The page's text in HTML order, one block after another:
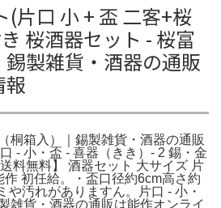
(片口 小 + 盃 二客+桜
桜酒器セット - 桜富
製雑貨・酒器の通販
報
桐箱入）｜錫製雑貨・酒器の通販
- 小・盃 - 喜器（きき）- 2 錫・金
料無料】 酒器セット 大サイズ 片
作 初任給。・盃口径約6cm高さ約
や汚れがありますん。片口 - 小・
雑貨・酒器の通販は能作オンライ